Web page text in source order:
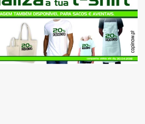
COM
DE 20%!
VISITE-NOS.